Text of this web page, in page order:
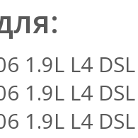
1.9L L4
1.9L L4
1.9L L4